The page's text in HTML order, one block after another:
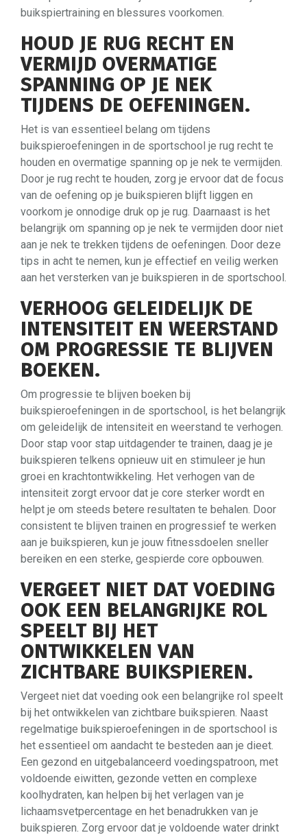
buikspiertraining en blessures voorkomen.
HOUD JE RUG RECHT EN
VERMIJD OVERMATIGE
SPANNING OP JE NEK
TIJDENS DE OEFENINGEN.
Het is van essentieel belang om tijdens
buikspieroefeningen in de sportschool je rug recht te
houden en overmatige spanning op je nek te vermijden.
Door je rug recht te houden, zorg je ervoor dat de focus
van de oefening op je buikspieren blijft liggen en
voorkom je onnodige druk op je rug. Daarnaast is het
belangrijk om spanning op je nek te vermijden door niet
aan je nek te trekken tijdens de oefeningen. Door deze
tips in acht te nemen, kun je effectief en veilig werken
aan het versterken van je buikspieren in de sportschool.
VERHOOG GELEIDELIJK DE
INTENSITEIT EN WEERSTAND
OM PROGRESSIE TE BLIJVEN
BOEKEN.
Om progressie te blijven boeken bij
buikspieroefeningen in de sportschool, is het belangrijk
om geleidelijk de intensiteit en weerstand te verhogen.
Door stap voor stap uitdagender te trainen, daag je je
buikspieren telkens opnieuw uit en stimuleer je hun
groei en krachtontwikkeling. Het verhogen van de
intensiteit zorgt ervoor dat je core sterker wordt en
helpt je om steeds betere resultaten te behalen. Door
consistent te blijven trainen en progressief te werken
aan je buikspieren, kun je jouw fitnessdoelen sneller
bereiken en een sterke, gespierde core opbouwen.
VERGEET NIET DAT VOEDING
OOK EEN BELANGRIJKE ROL
SPEELT BIJ HET
ONTWIKKELEN VAN
ZICHTBARE BUIKSPIEREN.
Vergeet niet dat voeding ook een belangrijke rol speelt
bij het ontwikkelen van zichtbare buikspieren. Naast
regelmatige buikspieroefeningen in de sportschool is
het essentieel om aandacht te besteden aan je dieet.
Een gezond en uitgebalanceerd voedingspatroon, met
voldoende eiwitten, gezonde vetten en complexe
koolhydraten, kan helpen bij het verlagen van je
lichaamsvetpercentage en het benadrukken van je
buikspieren. Zorg ervoor dat je voldoende water drinkt